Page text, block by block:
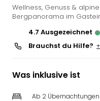
Wellness, Genuss &
Bergpanorama im
4.7
ausgezeichnet
Brauchst du Hilfe?
Was inklusive ist
Ab 2